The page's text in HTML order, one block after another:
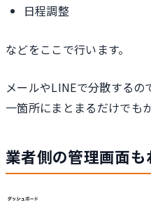
日程調整
などをここで行います。
メールやLINEで分散するの
一箇所にまとまるだけでも
業者側の管理画面も